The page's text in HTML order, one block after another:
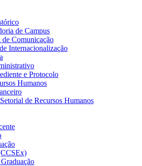
de Campus
de Comunicação
Internacionalização
e Protocolo
Humanos
de Recursos Humanos